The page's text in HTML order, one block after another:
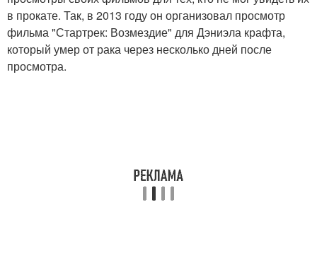
в прокате. Так, в 2013 году он организовал просмотр
фильма "Стартрек: Возмездие" для Дэниэла крафта,
который умер от рака через несколько дней после
просмотра.